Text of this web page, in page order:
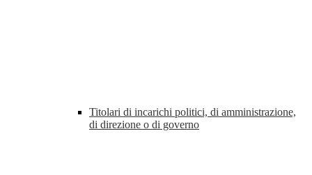
Titolari di incarichi politici, di amministrazione,
di direzione o di governo